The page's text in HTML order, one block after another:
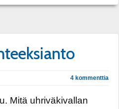
4 kommenttia
Mitä uhriväkivallan